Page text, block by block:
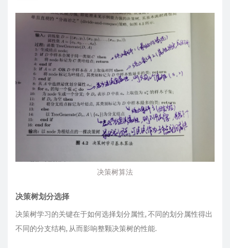
决策树算法
决策树划分选择
决策树学习的关键在于如何选择划分属性, 不同的划分属性得出
不同的分支结构, 从而影响整颗决策树的性能.